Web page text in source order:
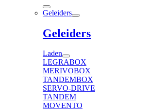
Geleiders
Geleiders
Laden
LEGRABOX
MERIVOBOX
TANDEMBOX
SERVO-DRIVE
TANDEM
MOVENTO